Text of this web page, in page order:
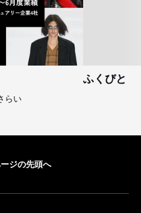
らい
ふくびと
ジの先頭へ